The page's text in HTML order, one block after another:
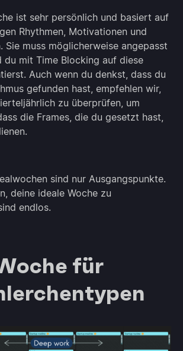
ist sehr persönlich und basiert auf
Rhythmen, Motivationen und
Sie muss möglicherweise angepasst
du mit Time Blocking auf diese
Auch wenn du denkst, dass du
gefunden hast, empfehlen wir,
zu überprüfen, um
die Frames, die du gesetzt hast,
sind nur Ausgangspunkte.
deine ideale Woche zu
endlos.
für